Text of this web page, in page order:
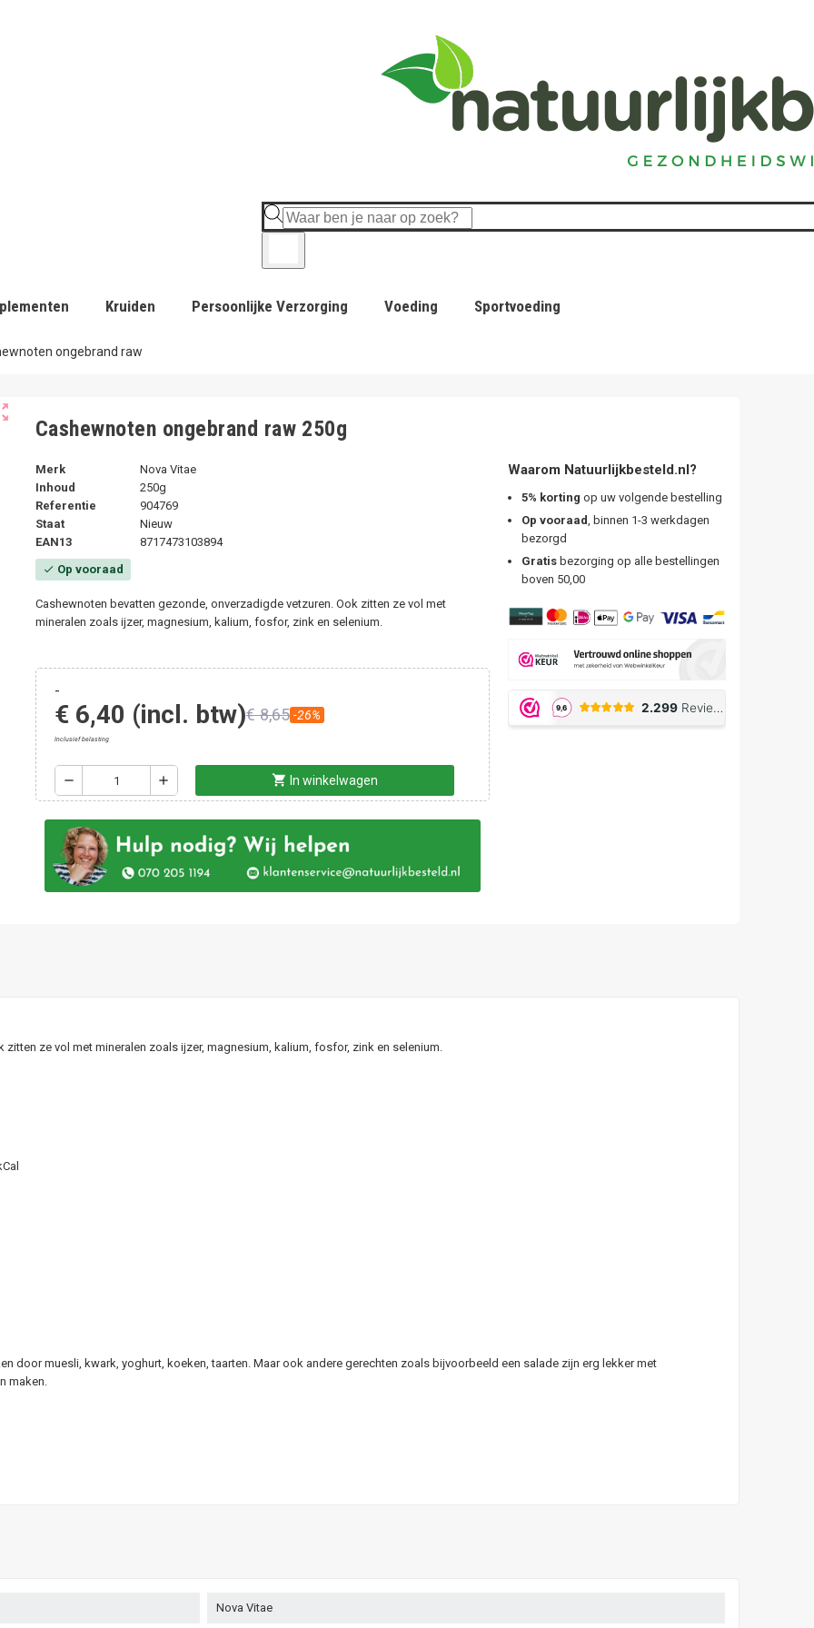
Kruiden Persoonlijke Verzorging Voeding Sportvoeding
ongebrand raw
Cashewnoten ongebrand raw 250g
Merk
Nova Vitae
Inhoud
250g
Referentie
904769
Staat
Nieuw
EAN13
8717473103894
check Op vooraad
Cashewnoten bevatten gezonde, onverzadigde vetzuren. Ook zitten ze vol met
mineralen zoals ijzer, magnesium, kalium, fosfor, zink en selenium.
-
€ 6,40 (incl. btw)€ 8,65 -26%
Inclusief belasting
remove add shopping_cart In winkelwagen
Waarom Natuurlijkbesteld.nl?
5% korting op uw volgende bestelling
Op vooraad, binnen 1-3 werkdagen
bezorgd
Gratisbezorging op alle bestellingen
boven 50,00
ze vol met mineralen zoals ijzer, magnesium, kalium, fosfor, zink en selenium.
door muesli, kwark, yoghurt, koeken, taarten. Maar ook andere gerechten zoals bijvoorbeeld een salade zijn erg lekker met
maken.
Nova Vitae